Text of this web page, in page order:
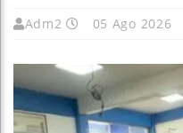
Adm2 05 Ago 2026